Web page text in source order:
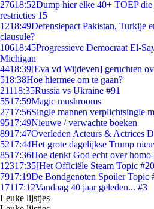
27618:52Dump hier elke 40+ TOEP
restricties 15
1218:49Defensiepact Pakistan, Turkije
clausule?
10618:45Progressieve Democraat El-
Michigan
4418:39[Eva vd Wijdeven] geruchten
518:38Hoe hiermee om te gaan?
21118:35Russia vs Ukraine #91
5517:59Magic mushrooms
2717:56Single mannen verplichtsingle
9517:49Nieuwe / verwachte boeken
8917:47Overleden Acteurs & Actrices
5217:44Het grote dagelijkse Trump
8517:36Hoe denkt God echt over
12317:35[Het Officiële Steam Topic
7917:19De Bondgenoten Spoiler Topic
17117:12Vandaag 40 jaar geleden... #3
Leuke lijstjes